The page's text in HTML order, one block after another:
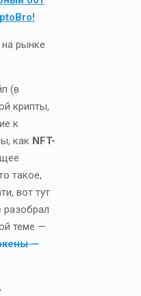
на рынке
(в
крипты,
к
как NFT-
такое,
вот тут
разобрал
теме —
—